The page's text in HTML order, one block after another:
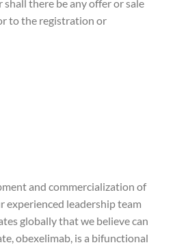
there be any offer or sale
to the registration or
and commercialization of
experienced leadership team
globally that we believe can
obexelimab, is a bifunctional